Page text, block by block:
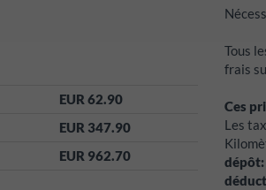
EUR 62.90
EUR 347.90
EUR 962.70
Tous
frais
Ces
Les
dépôt: